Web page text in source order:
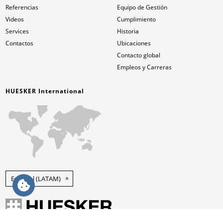
HUESKER International
Español (LATAM)
Referencias
Videos
Services
Contactos
Equipo de Gestión
Cumplimiento
Historia
Ubicaciones
Contacto global
Empleos y Carreras